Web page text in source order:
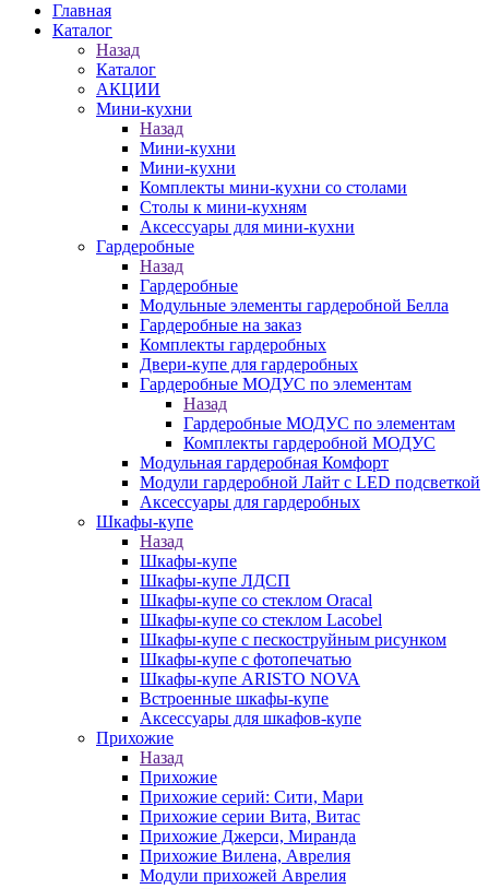
Главная
Каталог
Назад
Каталог
АКЦИИ
Мини-кухни
Назад
Мини-кухни
Мини-кухни
Комплекты мини-кухни со столами
Столы к мини-кухням
Аксессуары для мини-кухни
Гардеробные
Назад
Гардеробные
Модульные элементы гардеробной Белла
Гардеробные на заказ
Комплекты гардеробных
Двери-купе для гардеробных
Гардеробные МОДУС по элементам
Назад
Гардеробные МОДУС по элементам
Комплекты гардеробной МОДУС
Модульная гардеробная Комфорт
Модули гардеробной Лайт с LED подсветкой
Аксессуары для гардеробных
Шкафы-купе
Назад
Шкафы-купе
Шкафы-купе ЛДСП
Шкафы-купе со стеклом Oracal
Шкафы-купе со стеклом Lacobel
Шкафы-купе с пескоструйным рисунком
Шкафы-купе с фотопечатью
Шкафы-купе ARISTO NOVA
Встроенные шкафы-купе
Аксессуары для шкафов-купе
Прихожие
Назад
Прихожие
Прихожие серий: Сити, Мари
Прихожие серии Вита, Витас
Прихожие Джерси, Миранда
Прихожие Вилена, Аврелия
Модули прихожей Аврелия